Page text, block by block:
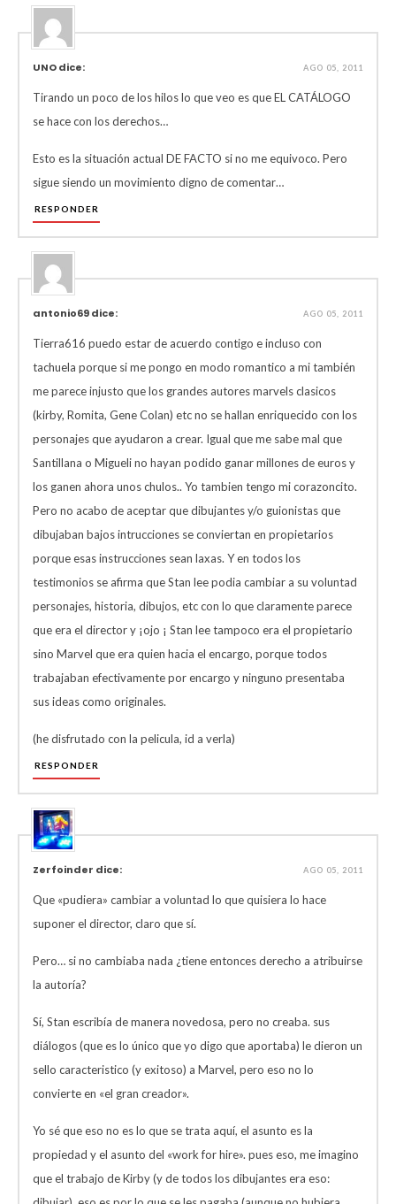
UNO dice: AGO 05, 2011
Tirando un poco de los hilos lo que veo es que EL CATÁLOGO
se hace con los derechos…
Esto es la situación actual DE FACTO si no me equivoco. Pero
sigue siendo un movimiento digno de comentar…
RESPONDER
antonio69 dice: AGO 05, 2011
Tierra616 puedo estar de acuerdo contigo e incluso con
tachuela porque si me pongo en modo romantico a mi también
me parece injusto que los grandes autores marvels clasicos
(kirby, Romita, Gene Colan) etc no se hallan enriquecido con los
personajes que ayudaron a crear. Igual que me sabe mal que
Santillana o Migueli no hayan podido ganar millones de euros y
los ganen ahora unos chulos.. Yo tambien tengo mi corazoncito.
Pero no acabo de aceptar que dibujantes y/o guionistas que
dibujaban bajos intrucciones se conviertan en propietarios
porque esas instrucciones sean laxas. Y en todos los
testimonios se afirma que Stan lee podia cambiar a su voluntad
personajes, historia, dibujos, etc con lo que claramente parece
que era el director y ¡ojo ¡ Stan lee tampoco era el propietario
sino Marvel que era quien hacia el encargo, porque todos
trabajaban efectivamente por encargo y ninguno presentaba
sus ideas como originales.
(he disfrutado con la pelicula, id a verla)
RESPONDER
Zerfoinder dice: AGO 05, 2011
Que «pudiera» cambiar a voluntad lo que quisiera lo hace
suponer el director, claro que sí.
Pero… si no cambiaba nada ¿tiene entonces derecho a atribuirse
la autoría?
Sí, Stan escribía de manera novedosa, pero no creaba. sus
diálogos (que es lo único que yo digo que aportaba) le dieron un
sello caracteristico (y exitoso) a Marvel, pero eso no lo
convierte en «el gran creador».
Yo sé que eso no es lo que se trata aquí, el asunto es la
propiedad y el asunto del «work for hire». pues eso, me imagino
que el trabajo de Kirby (y de todos los dibujantes era eso: